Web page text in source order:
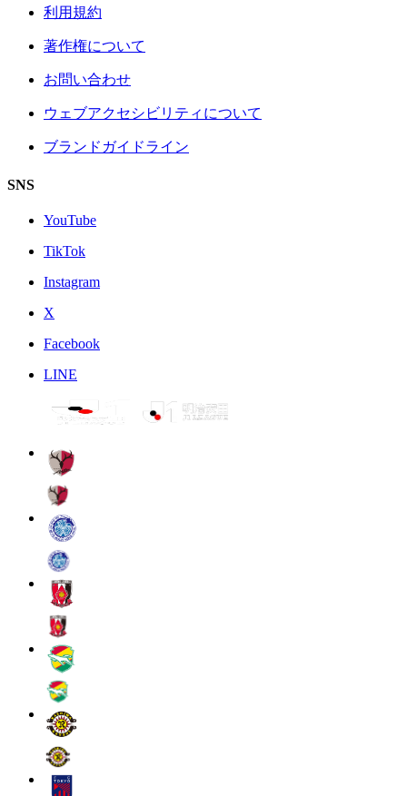
利用規約
著作権について
お問い合わせ
ウェブアクセシビリティについて
ブランドガイドライン
SNS
YouTube
TikTok
Instagram
X
Facebook
LINE